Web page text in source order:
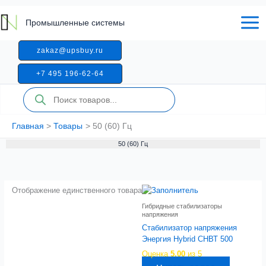
к
содержимому
Промышленные системы
zakaz@upsbuy.ru
+7 495 196-62-64
Поиск
товаров
Главная Товары 50 (60) Гц
50 (60) Гц
Отображение единственного товара
Гибридные стабилизаторы
напряжения
Стабилизатор напряжения
Энергия Hybrid СНВТ 500
Оценка5.00 из 5